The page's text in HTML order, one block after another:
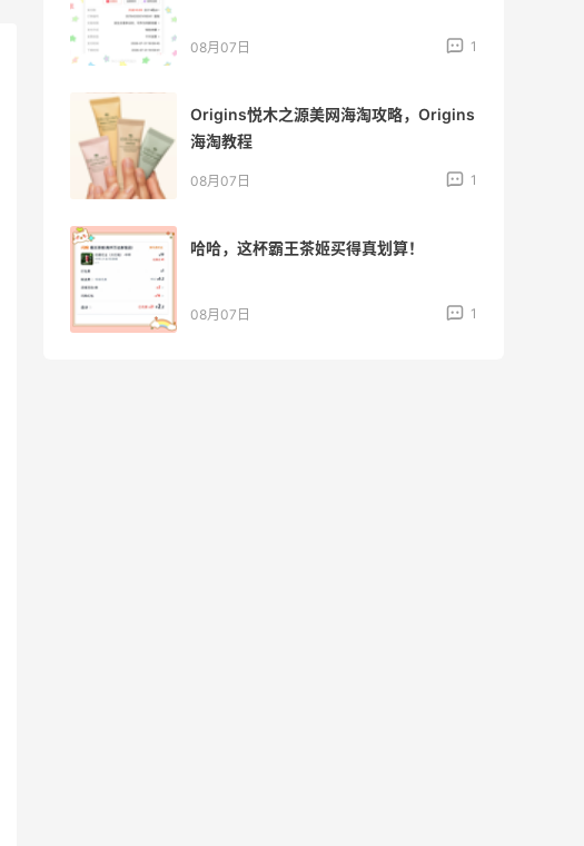
08月07日 1
Origins悦木之源美网海淘攻略，Origins
海淘教程
08月07日 1
哈哈，这杯霸王茶姬买得真划算！
08月07日 1